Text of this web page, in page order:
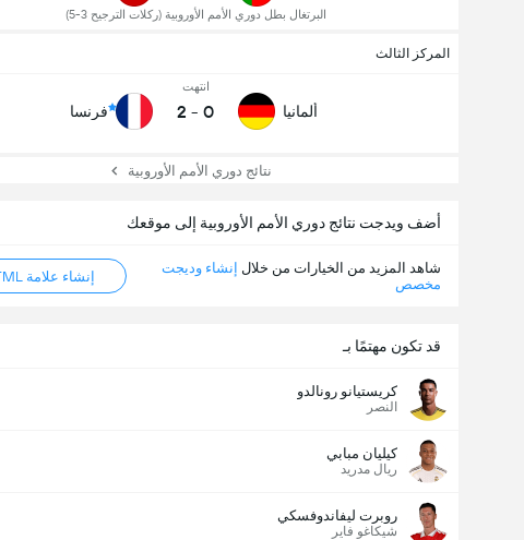
البرتغال بطل دوري الأمم الأوروبية (ركلات الترجيح 3-5)
المركز الثالث
ألمانيا
انتهت
0
-
2 فرنسا
نتائج دوري الأمم الأوروبية
أضف ويدجت نتائج دوري الأمم الأوروبية إلى موقعك
شاهد المزيد من الخيارات من خلال إنشاء وديجت
مخصص
إنشاء علامة HTML
قد تكون مهتمًا بـ
كريستيانو رونالدو
النصر
كيليان مبابي
ريال مدريد
روبرت ليفاندوفسكي
شيكاغو فاير